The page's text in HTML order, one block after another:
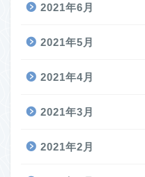
2021年6月
2021年5月
2021年4月
2021年3月
2021年2月